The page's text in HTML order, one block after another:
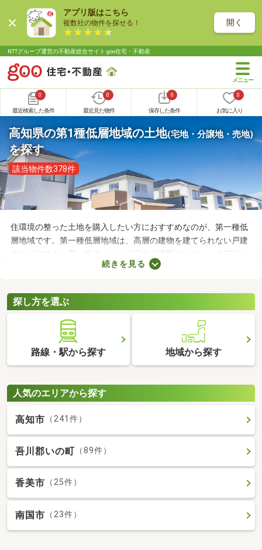
アプリ版はこちら
複数社の物件を探せる！ 開く
NTTグループ運営の不動産総合サイト goo住宅・不動産
0
最近検索した条件
0
最近見た物件
0
保存した条件
0
お気に入り
高知県の第1種低層地域の土地(宅地・分譲地・売地)
を探す
該当物件数378件
住環境の整った土地を購入したい方におすすめなのが、第一種低
層地域です。第一種低層地域は、高層の建物を建てられない戸建
てエリアです。高い建物によって日光が遮断されない、住宅街な
ので騒音トラブルが少ないなどのメリットがある地域なので、住
するので、引っ越しを検討している方はぜひチェックしてみてく
ださいね。
続きを見る
探し方を選ぶ
路線・駅から探す 地域から探す
人気のエリアから探す
高知市 （241件）
吾川郡いの町 （89件）
香美市 （25件）
南国市 （23件）